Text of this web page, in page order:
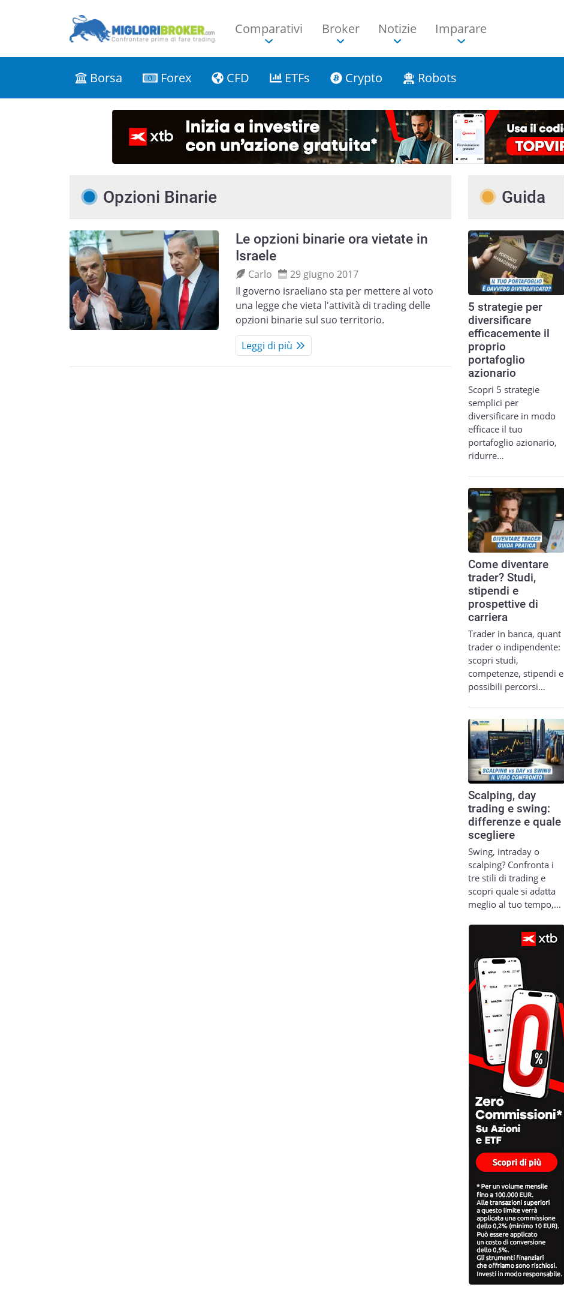
Comparativi Broker Notizie Imparare
Borsa Forex CFD ETFs Crypto Robots
Opzioni Binarie
Le opzioni binarie ora vietate in
Israele
Carlo
29 giugno 2017
Il governo israeliano sta per mettere al voto
una legge che vieta l'attività di trading delle
opzioni binarie sul suo territorio.
Leggi di più
Guida
5 strategie per
diversificare
efficacemente il
proprio
portafoglio
azionario
Scopri 5 strategie
semplici per
diversificare in modo
efficace il tuo
portafoglio azionario,
ridurre…
Come diventare
trader? Studi,
stipendi e
prospettive di
carriera
Trader in banca, quant
trader o indipendente:
scopri studi,
competenze, stipendi e
possibili percorsi…
Scalping, day
trading e swing:
differenze e quale
scegliere
Swing, intraday o
scalping? Confronta i
tre stili di trading e
scopri quale si adatta
meglio al tuo tempo,…